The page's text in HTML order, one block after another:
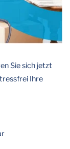
Sie sich jetzt
Ihre